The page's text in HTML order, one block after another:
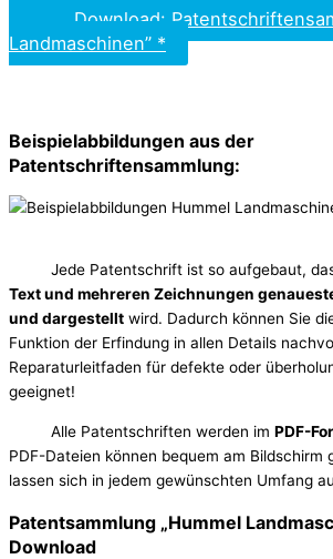
Download:
Landmaschinen” *
Beispielabbildungen aus der
Patentschriftensammlung:
Jede Patentschrift ist so aufgebaut,
Text und mehreren Zeichnungen
und dargestellt wird. Dadurch können Sie
Funktion der Erfindung in allen Details
Reparaturleitfaden für defekte oder
geeignet!
Alle Patentschriften werden imPDF-
PDF-Dateien können bequem am Bildschirm
lassen sich in jedem gewünschten Umfang
Patentsammlung „Hummel
Download